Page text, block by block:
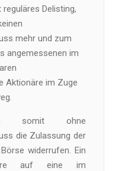
Delisting,
mehr und zum
angemessenen im
Aktionäre im Zuge
somit ohne
die Zulassung der
widerrufen. Ein
auf eine im